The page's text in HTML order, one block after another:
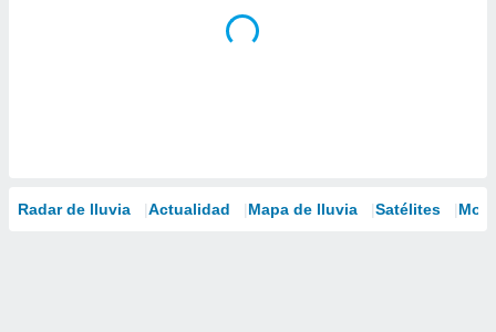
Radar de lluvia Actualidad Mapa de lluvia Satélites